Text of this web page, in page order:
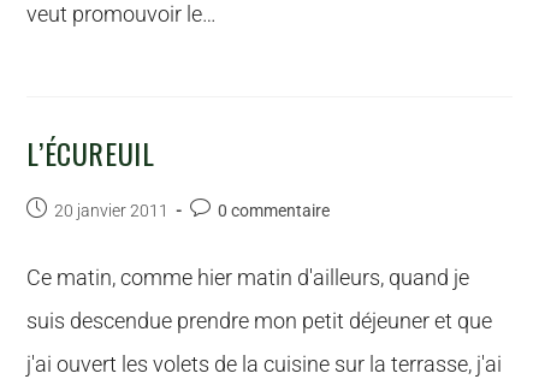
veut promouvoir le…
L’ÉCUREUIL
20 janvier 2011 0 commentaire
Ce matin, comme hier matin d'ailleurs, quand je
suis descendue prendre mon petit déjeuner et que
j'ai ouvert les volets de la cuisine sur la terrasse, j'ai